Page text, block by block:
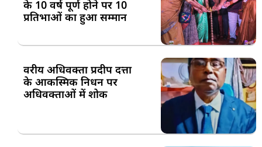
के 10 वर्ष पूर्ण होने पर 10
प्रतिभाओं का हुआ सम्मान
वरीय अधिवक्ता प्रदीप दत्ता
के आकस्मिक निधन पर
अधिवक्ताओं में शोक